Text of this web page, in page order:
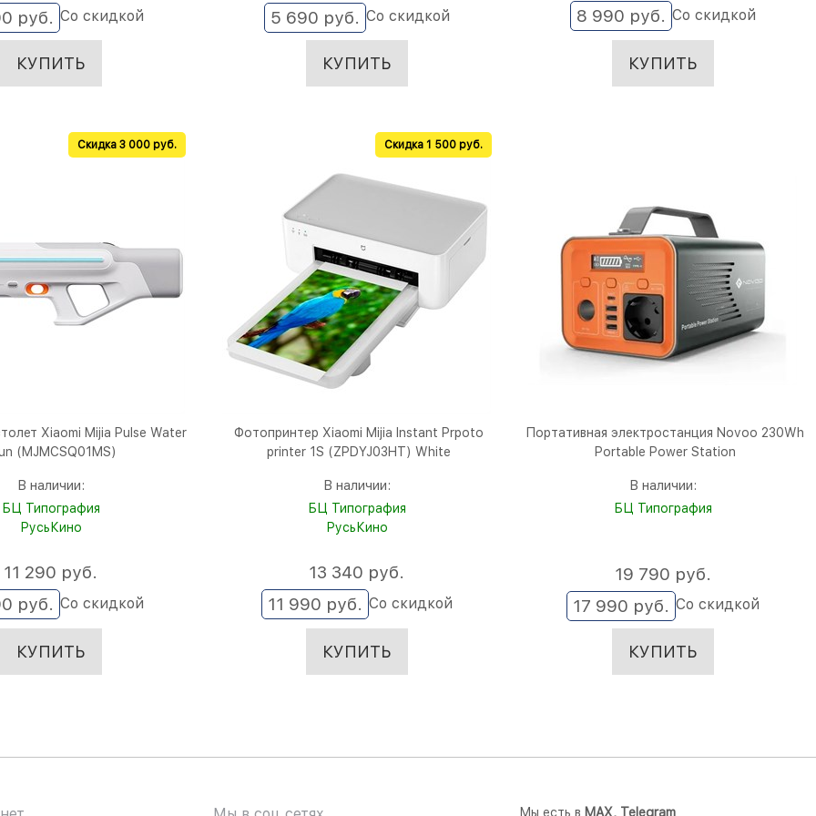
руб. Со скидкой
КУПИТЬ
5 690 руб. Со скидкой
КУПИТЬ
8 990 руб. Со скидкой
КУПИТЬ
Xiaomi Mijia Pulse Water
(MJMCSQ01MS)
В наличии:
БЦ Типография
РусьКино
Скидка 3 000 руб.
руб. Со скидкой
11 290 руб.
КУПИТЬ
Фотопринтер Xiaomi Mijia Instant Prpoto
printer 1S (ZPDYJ03HT) White
В наличии:
БЦ Типография
РусьКино
Скидка 1 500 руб.
11 990 руб. Со скидкой
13 340 руб.
КУПИТЬ
Портативная электростанция Novoo 230Wh
Portable Power Station
В наличии:
БЦ Типография
17 990 руб. Со скидкой
19 790 руб.
КУПИТЬ
Мы есть в MAX, Telegram